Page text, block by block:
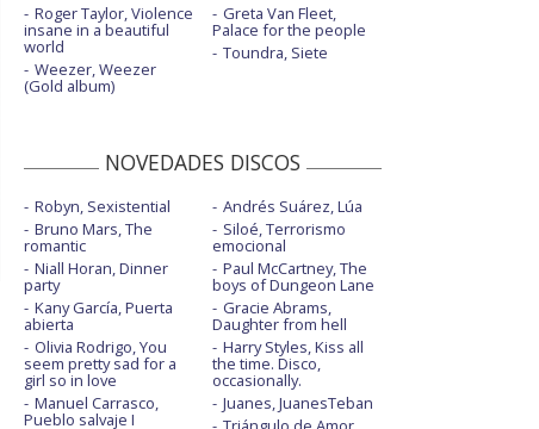
Roger Taylor, Violence
insane in a beautiful
world
Weezer, Weezer
(Gold album)
Greta Van Fleet,
Palace for the people
Toundra, Siete
NOVEDADES DISCOS
Robyn, Sexistential
Bruno Mars, The
romantic
Niall Horan, Dinner
party
Kany García, Puerta
abierta
Olivia Rodrigo, You
seem pretty sad for a
girl so in love
Manuel Carrasco,
Pueblo salvaje I
Andrés Suárez, Lúa
Siloé, Terrorismo
emocional
Paul McCartney, The
boys of Dungeon Lane
Gracie Abrams,
Daughter from hell
Harry Styles, Kiss all
the time. Disco,
occasionally.
Juanes, JuanesTeban